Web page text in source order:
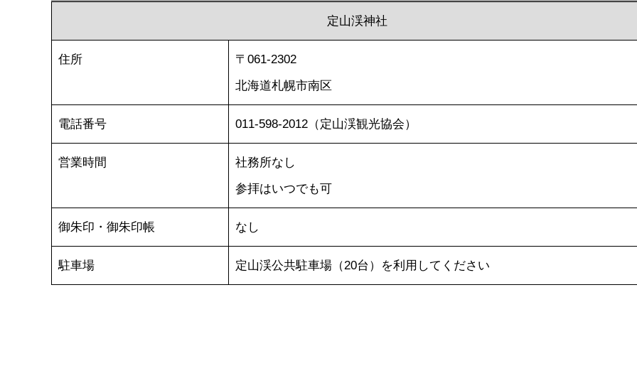
定山渓神社
住所
〒061-2302
北海道札幌市南区
電話番号 011-598-2012（定山渓観光協会）
営業時間
社務所なし
参拝はいつでも可
御朱印・御朱印帳 なし
駐車場 定山渓公共駐車場（20台）を利用してください